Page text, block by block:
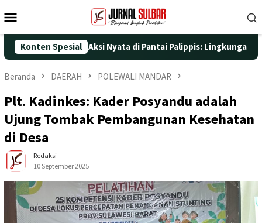
ke
Mobile
Konten Spesial
25 dengan Aksi Nyata di Pantai Palippis: Lingkungan dan
Beranda DAERAH POLEWALI MANDAR
Plt. Kadinkes: Kader Posyandu adalah
Ujung Tombak Pembangunan Kesehatan
di Desa
Redaksi
10 September 2025